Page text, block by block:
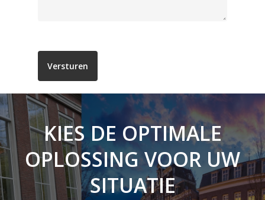
KIES DE OPTIMALE
OPLOSSING VOOR UW
SITUATIE